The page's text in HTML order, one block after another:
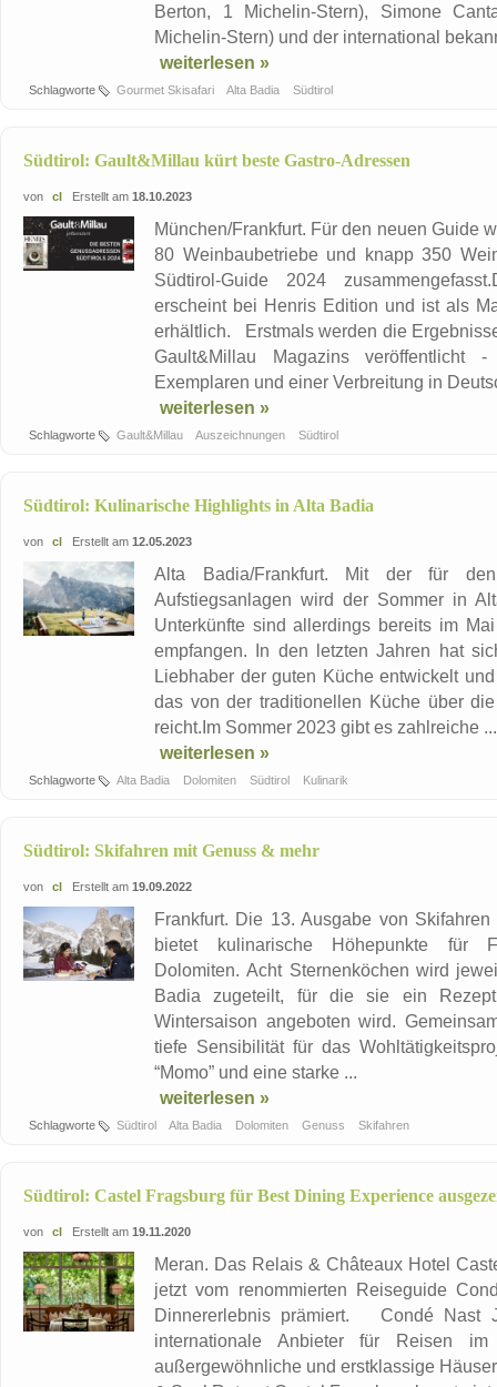
Berton, 1 Michelin-Stern), Simone
Michelin-Stern) und der international
weiterlesen »
Schlagworte Gourmet Skisafari Alta Badia Südtirol
Südtirol: Gault&Millau kürt beste Gastro-Adressen
von cl Erstellt am 18.10.2023
München/Frankfurt. Für den neuen Guide
80 Weinbaubetriebe und knapp 350
Südtirol-Guide 2024
erscheint bei Henris Edition und ist als
erhältlich. Erstmals werden die
Gault&Millau Magazins
Exemplaren und einer Verbreitung in
weiterlesen »
Schlagworte Gault&Millau Auszeichnungen Südtirol
Südtirol: Kulinarische Highlights in Alta Badia
von cl Erstellt am 12.05.2023
Alta Badia/Frankfurt. Mit der für
Aufstiegsanlagen wird der Sommer in
Unterkünfte sind allerdings bereits im
empfangen. In den letzten Jahren hat
Liebhaber der guten Küche entwickelt
das von der traditionellen Küche über
reicht.Im Sommer 2023 gibt es zahlreiche ...
weiterlesen »
Schlagworte Alta Badia Dolomiten Südtirol Kulinarik
Südtirol: Skifahren mit Genuss & mehr
von cl Erstellt am 19.09.2022
Frankfurt. Die 13. Ausgabe von
bietet kulinarische Höhepunkte für
Dolomiten. Acht Sternenköchen wird
Badia zugeteilt, für die sie ein
Wintersaison angeboten wird.
tiefe Sensibilität für das
“Momo” und eine starke ...
weiterlesen »
Schlagworte Südtirol Alta Badia Dolomiten Genuss Skifahren
Südtirol: Castel Fragsburg für Best Dining Experience
von cl Erstellt am 19.11.2020
Meran. Das Relais & Châteaux Hotel
jetzt vom renommierten Reiseguide
Dinnererlebnis prämiert. Condé Nast
internationale Anbieter für Reisen
außergewöhnliche und erstklassige